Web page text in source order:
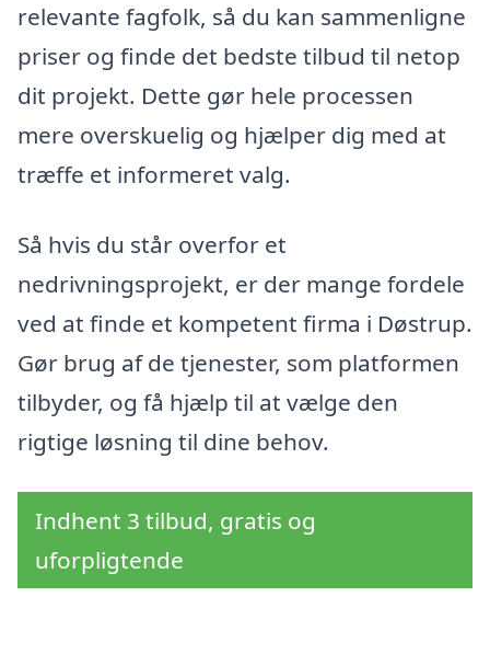
relevante fagfolk, så du kan sammenligne
priser og finde det bedste tilbud til netop
dit projekt. Dette gør hele processen
mere overskuelig og hjælper dig med at
træffe et informeret valg.
Så hvis du står overfor et
nedrivningsprojekt, er der mange fordele
ved at finde et kompetent firma i Døstrup.
Gør brug af de tjenester, som platformen
tilbyder, og få hjælp til at vælge den
rigtige løsning til dine behov.
Indhent 3 tilbud, gratis og
uforpligtende